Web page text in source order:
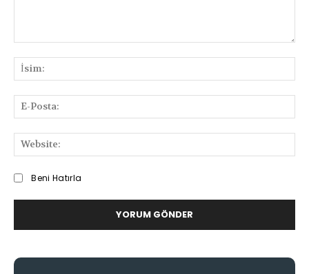
ve
Deneyimlerinizi
Beni Hatırla